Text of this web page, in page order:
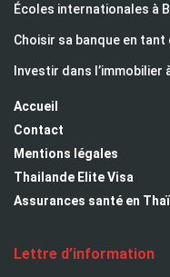
Écoles internationales à
Choisir sa banque en
Investir dans l’immobilier
Accueil
Contact
Mentions légales
Thailande Elite Visa
Assurances santé en
Lettre d’information